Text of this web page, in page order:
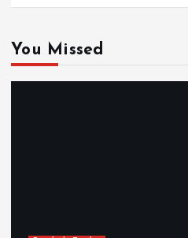
You Missed